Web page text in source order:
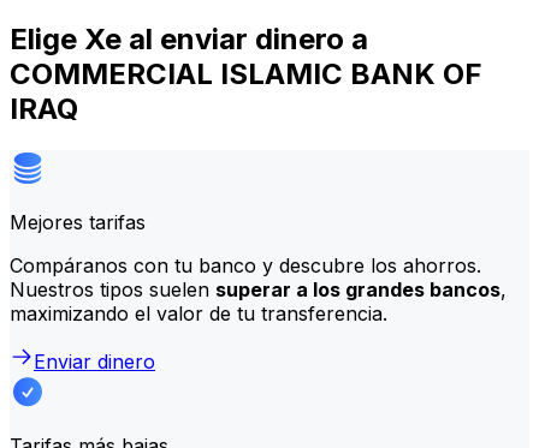
Elige Xe al enviar dinero a
COMMERCIAL ISLAMIC BANK OF
IRAQ
Mejores tarifas
Compáranos con tu banco y descubre los ahorros.
Nuestros tipos suelen superar a los grandes bancos,
maximizando el valor de tu transferencia.
Enviar dinero